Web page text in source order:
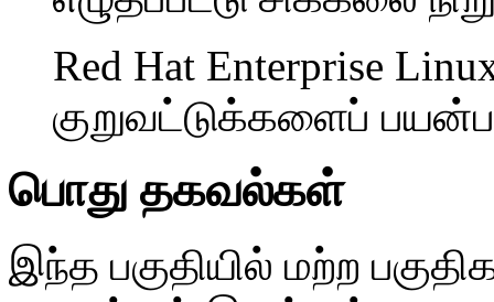
Red Hat Enterprise
குறுவட்டுக்களைப்
பொது தகவல்கள்
இந்த பகுதியில் மற்ற